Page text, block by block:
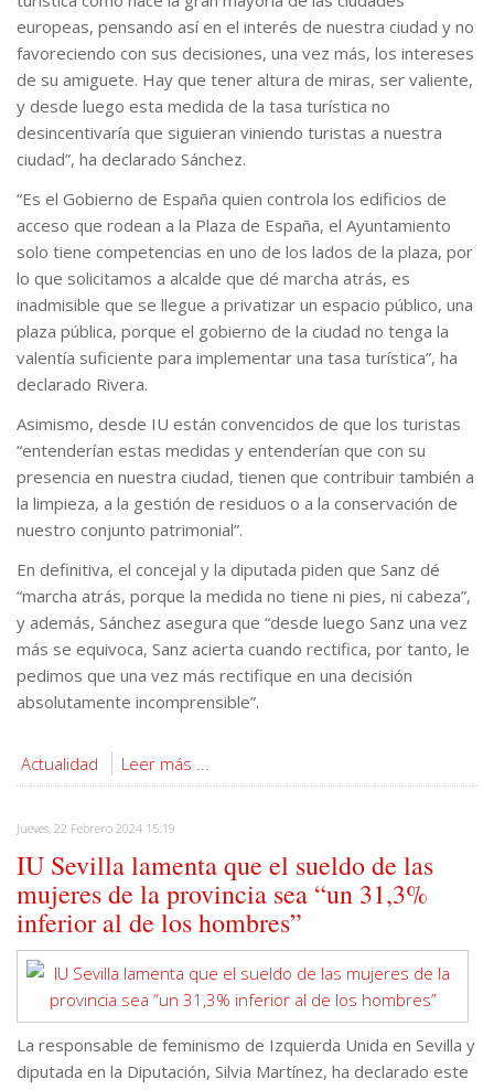
europeas, pensando así en el interés de nuestra ciudad y no
favoreciendo con sus decisiones, una vez más, los intereses
de su amiguete. Hay que tener altura de miras, ser valiente,
y desde luego esta medida de la tasa turística no
desincentivaría que siguieran viniendo turistas a nuestra
ciudad”, ha declarado Sánchez.
“Es el Gobierno de España quien controla los edificios de
acceso que rodean a la Plaza de España, el Ayuntamiento
solo tiene competencias en uno de los lados de la plaza, por
lo que solicitamos a alcalde que dé marcha atrás, es
inadmisible que se llegue a privatizar un espacio público, una
plaza pública, porque el gobierno de la ciudad no tenga la
valentía suficiente para implementar una tasa turística”, ha
declarado Rivera.
Asimismo, desde IU están convencidos de que los turistas
“entenderían estas medidas y entenderían que con su
presencia en nuestra ciudad, tienen que contribuir también a
la limpieza, a la gestión de residuos o a la conservación de
nuestro conjunto patrimonial”.
En definitiva, el concejal y la diputada piden que Sanz dé
“marcha atrás, porque la medida no tiene ni pies, ni cabeza”,
y además, Sánchez asegura que “desde luego Sanz una vez
más se equivoca, Sanz acierta cuando rectifica, por tanto, le
pedimos que una vez más rectifique en una decisión
absolutamente incomprensible”.
Actualidad Leer más ...
Jueves, 22 Febrero 2024 15:19
IU Sevilla lamenta que el sueldo de las
mujeres de la provincia sea “un 31,3%
inferior al de los hombres”
La responsable de feminismo de Izquierda Unida en Sevilla y
diputada en la Diputación, Silvia Martínez, ha declarado este